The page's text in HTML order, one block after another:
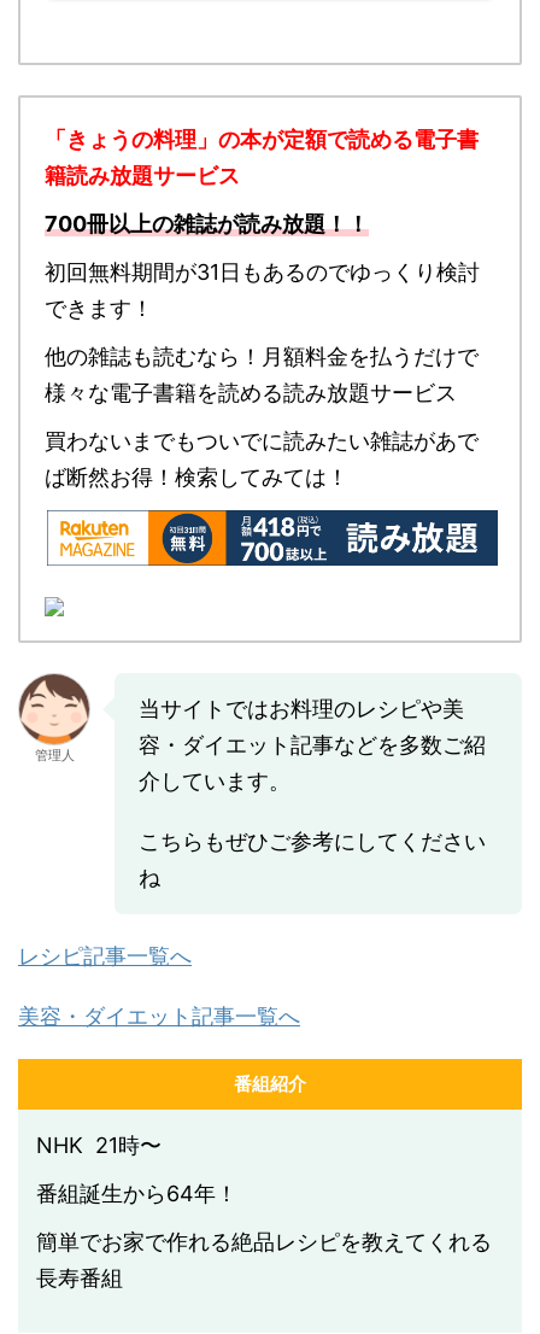
「きょうの料理」の本が定額で読める電子書
籍読み放題サービス
700冊以上の雑誌が読み放題！！
初回無料期間が31日もあるのでゆっくり検討
できます！
他の雑誌も読むなら！月額料金を払うだけで
様々な電子書籍を読める読み放題サービス
買わないまでもついでに読みたい雑誌があで
ば断然お得！検索してみては！
管理人
当サイトではお料理のレシピや美
容・ダイエット記事などを多数ご紹
介しています。
こちらもぜひご参考にしてください
ね
レシピ記事一覧へ
美容・ダイエット記事一覧へ
番組紹介
NHK 21時〜
番組誕生から64年！
簡単でお家で作れる絶品レシピを教えてくれる
長寿番組